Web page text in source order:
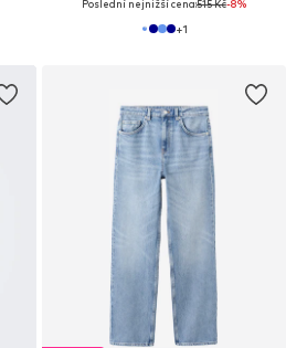
Poslední nejnižší cena:515 Kč-8%
+1